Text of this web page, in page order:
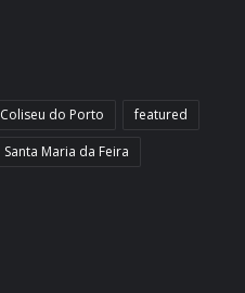
Coliseu do Porto
featured
Santa Maria da Feira